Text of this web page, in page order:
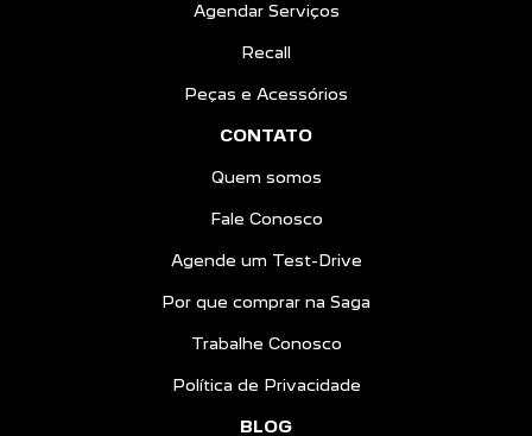
Agendar Serviços
Recall
Peças e Acessórios
CONTATO
Quem somos
Fale Conosco
Agende um Test-Drive
Por que comprar na Saga
Trabalhe Conosco
Política de Privacidade
BLOG